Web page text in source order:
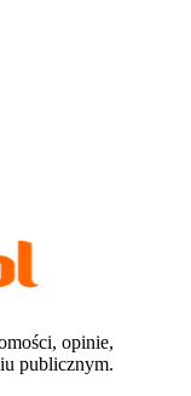
opinie,
publicznym.